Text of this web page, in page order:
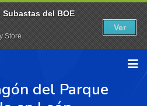
del Parque
del BOE
Store
Ver